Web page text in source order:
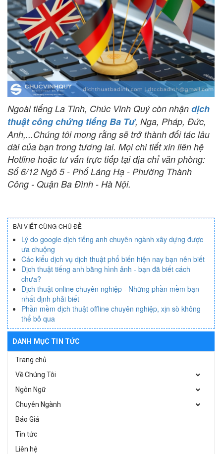
Ngoài tiếng La Tinh, Chúc Vinh Quý còn nhận dịch
thuật công chứng tiếng Ba Tư, Nga, Pháp, Đức,
Anh,...Chúng tôi mong rằng sẽ trở thành đối tác lâu
dài của bạn trong tương lai. Mọi chi tiết xin liên hệ
Hotline hoặc tư vấn trực tiếp tại địa chỉ văn phòng:
Số 6/12 Ngõ 5 - Phố Láng Hạ - Phường Thành
Công - Quận Ba Đình - Hà Nội.
BÀI VIẾT CÙNG CHỦ ĐỀ
Lý do google dịch tiếng anh chuyên ngành xây dựng được
ưa chuộng
Các kiểu dịch vụ dịch thuật phổ biến hiện nay bạn nên biết
Dịch thuật tiếng anh bằng hình ảnh - bạn đã biết cách
chưa?
Dịch thuật online chuyên nghiệp - Những phần mềm bạn
nhất định phải biết
Phần mềm dịch thuật offline chuyên nghiệp, xịn sò không
thể bỏ qua
DANH MỤC TIN TỨC
Trang chủ
Về Chúng Tôi
Ngôn Ngữ
Chuyên Ngành
Báo Giá
Tin tức
Liên hệ